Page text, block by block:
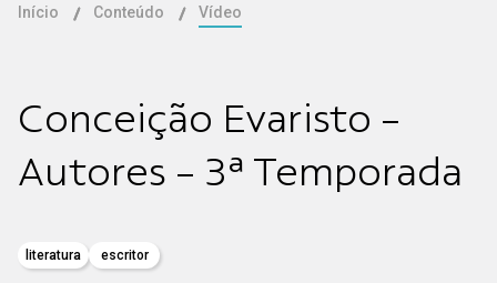
Início Conteúdo Vídeo
Conceição Evaristo -
Autores - 3ª Temporada
literatura escritor